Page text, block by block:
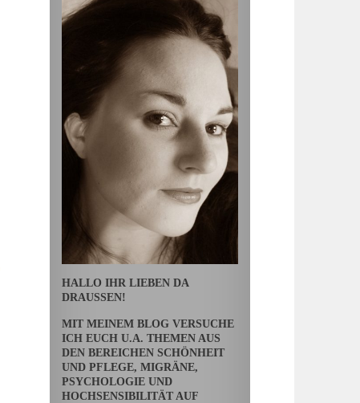
HALLO IHR LIEBEN DA
DRAUSSEN!
MIT MEINEM BLOG VERSUCHE
ICH EUCH U.A. THEMEN AUS
DEN BEREICHEN SCHÖNHEIT
UND PFLEGE, MIGRÄNE,
PSYCHOLOGIE UND
HOCHSENSIBILITÄT AUF